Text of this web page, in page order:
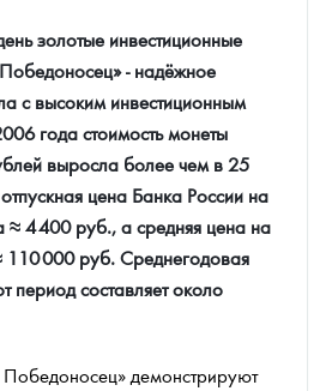
золотые инвестиционные
- надёжное
с высоким инвестиционным
года стоимость монеты
выросла более чем в 25
цена Банка России на
≈ 4 400 руб., а средняя цена на
110 000 руб. Среднегодовая
период составляет около
демонстрируют